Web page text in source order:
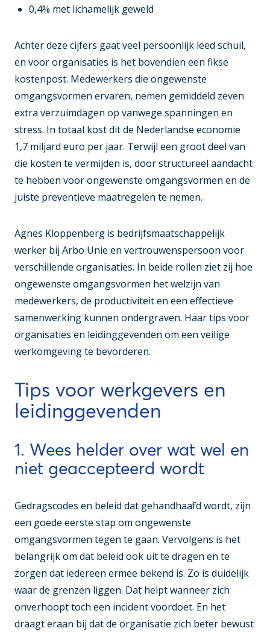
0,4% met lichamelijk geweld
Achter deze cijfers gaat veel persoonlijk leed schuil,
en voor organisaties is het bovendien een fikse
kostenpost. Medewerkers die ongewenste
omgangsvormen ervaren, nemen gemiddeld zeven
extra verzuimdagen op vanwege spanningen en
stress. In totaal kost dit de Nederlandse economie
1,7 miljard euro per jaar. Terwijl een groot deel van
die kosten te vermijden is, door structureel aandacht
te hebben voor ongewenste omgangsvormen en de
juiste preventieve maatregelen te nemen.
Agnes Kloppenberg is bedrijfsmaatschappelijk
werker bij Arbo Unie en vertrouwenspersoon voor
verschillende organisaties. In beide rollen ziet zij hoe
ongewenste omgangsvormen het welzijn van
medewerkers, de productiviteit en een effectieve
samenwerking kunnen ondergraven. Haar tips voor
organisaties en leidinggevenden om een veilige
werkomgeving te bevorderen.
Tips voor werkgevers en
leidinggevenden
1. Wees helder over wat wel en
niet geaccepteerd wordt
Gedragscodes en beleid dat gehandhaafd wordt, zijn
een goede eerste stap om ongewenste
omgangsvormen tegen te gaan. Vervolgens is het
belangrijk om dat beleid ook uit te dragen en te
zorgen dat iedereen ermee bekend is. Zo is duidelijk
waar de grenzen liggen. Dat helpt wanneer zich
onverhoopt toch een incident voordoet. En het
draagt eraan bij dat de organisatie zich beter bewust